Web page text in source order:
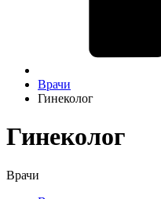
Врачи
Гинеколог
Гинеколог
Врачи